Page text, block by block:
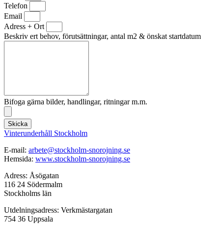
Telefon
Email
Adress + Ort
Beskriv ert behov, förutsättningar, antal m2 & önskat startdatum
Bifoga gärna bilder, handlingar, ritningar m.m.
Skicka
Vinterunderhåll Stockholm
E-mail: arbete@stockholm-snorojning.se
Hemsida: www.stockholm-snorojning.se
Adress: Åsögatan
116 24 Södermalm
Stockholms län
Utdelningsadress: Verkmästargatan
754 36 Uppsala